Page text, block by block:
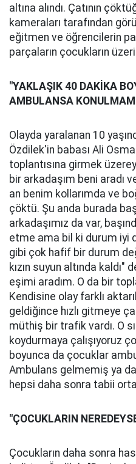
altına alındı. Çatının
kameraları tarafından
eğitmen ve öğrencilerin
parçaların çocukların
"YAKLAŞIK 40 DAKİKA
AMBULANSA
Olayda yaralanan 10
Özdilek'in babası Ali
toplantısına girmek
bir arkadaşım beni aradı
an benim kollarımda ve
çöktü. Şu anda burada
arkadaşımız da var,
etme ama bil ki durum iyi
gibi çok hafif bir durum
kızın suyun altında kaldı"
eşimi aradım. O da bir
Kendisine olay farklı
geldiğince hızlı gitmeye
müthiş bir trafik vardı. O
koydurmaya çalışıyoruz
boyunca da çocuklar
Ambulans gelmemiş ya da
hepsi daha sonra tabii
"ÇOCUKLARIN
Çocukların daha sonra